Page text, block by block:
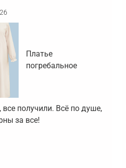
Платье
погребальное
все получили. Всё по душе,
за все!